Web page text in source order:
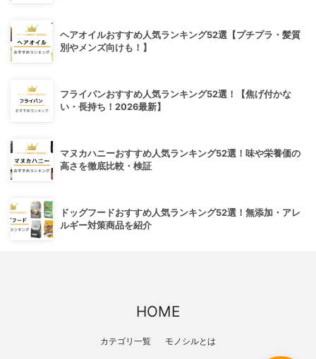
ヘアオイルおすすめ人気ランキング52選【プチプラ・髪質
別やメンズ向けも！】
フライパンおすすめ人気ランキング52選！【焦げ付かな
い・長持ち！2026最新】
マヌカハニーおすすめ人気ランキング52選！味や栄養価の
高さを徹底比較・検証
ドッグフードおすすめ人気ランキング52選！無添加・アレ
ルギー対策商品を紹介
HOME
カテゴリ一覧 モノシルとは